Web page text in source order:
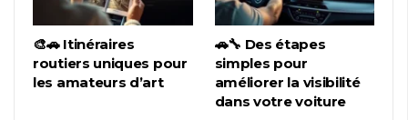
🎨🚗 Itinéraires
routiers uniques pour
les amateurs d’art
🚗🔧 Des étapes
simples pour
améliorer la visibilité
dans votre voiture